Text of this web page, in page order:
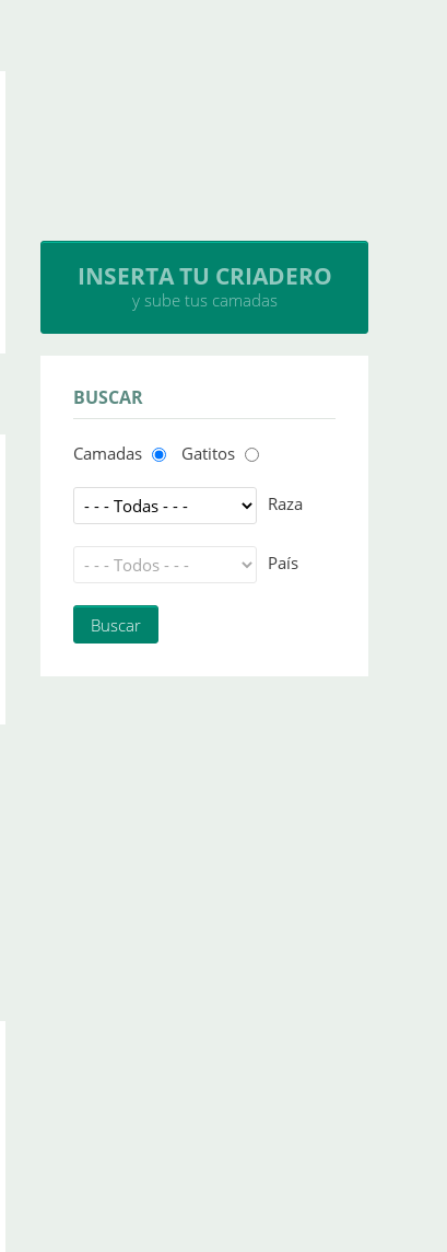
INSERTA TU CRIADERO
y sube tus camadas
BUSCAR
Camadas Gatitos
Raza
País